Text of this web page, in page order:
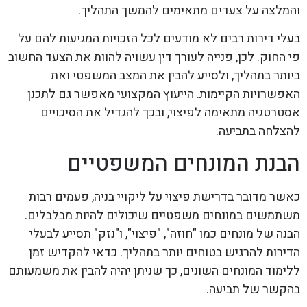
והמלצה על צעדים מתאימים להמשך התהליך.
בעלי דירות רבים לא מודעים לכל הזכויות המגיעות להם על
פי החוק. לכן, פנייה לעורך דין עשויה להוות את הצעד החשוב
ביותר בתהליך, ולסייע להבין את המצב המשפטי ואת
האפשרויות הקיימות. הייעוץ המקצועי מאפשר גם לתכנן
אסטרטגיה מתאימה לפיצוי, ובכך להגדיל את הסיכויים
להצלחה בתביעה.
הבנת המונחים המשפטיים
כאשר מדובר בדרישת פיצוי על ליקויי בניה, פעמים רבות
משתמשים במונחים משפטיים שיכולים להיות מבלבלים.
הבנה של מונחים כמו "חוזה", "פיצוי", ו"נזק" תסייע לבעלי
הדירות להרגיש בטוחים יותר בתהליך. כדאי להקדיש זמן
ללימוד המונחים השונים, כך שניתן יהיה להבין את משמעותם
בהקשר של תביעה.